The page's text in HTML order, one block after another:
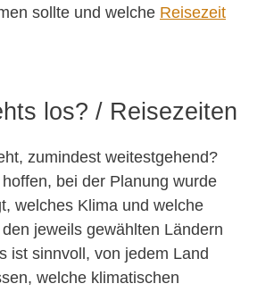
sollte und welche Reisezeit
los? / Reisezeiten
zumindest weitestgehend?
bei der Planung wurde
welches Klima und welche
jeweils gewählten Ländern
ist sinnvoll, von jedem Land
welche klimatischen